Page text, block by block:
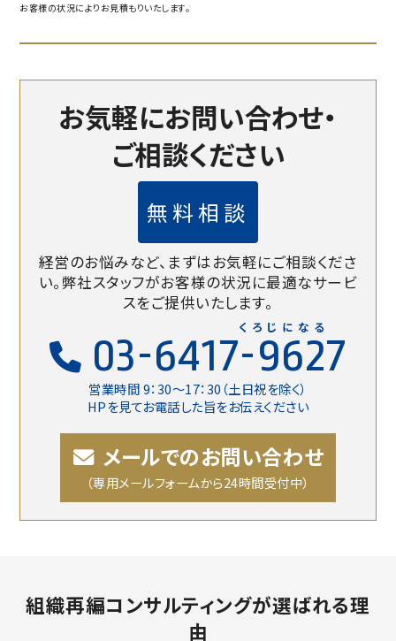
お客様の状況によりお見積もりいたします。
お気軽にお問い合わせ・
ご相談ください
無料相談
経営のお悩みなど、まずはお気軽にご相談くださ
い。弊社スタッフがお客様の状況に最適なサービ
スをご提供いたします。
03-6417-9627
営業時間 9：30〜17：30（土日祝を除く）
HPを見てお電話した旨をお伝えください
くろじになる
メールでのお問い合わせ
（専用メールフォームから24時間受付中）
組織再編コンサルティングが選ばれる理
由